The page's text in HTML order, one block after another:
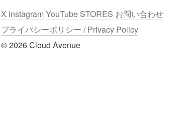
X Instagram YouTube STORES お問い合わせ
プライバシーポリシー / Privacy Policy
© 2026 Cloud Avenue